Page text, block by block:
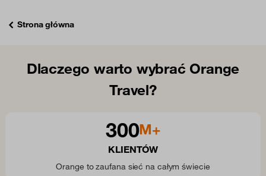
Strona główna
Dlaczego warto wybrać Orange
Travel?
300M+
KLIENTÓW
Orange to zaufana sieć na całym świecie